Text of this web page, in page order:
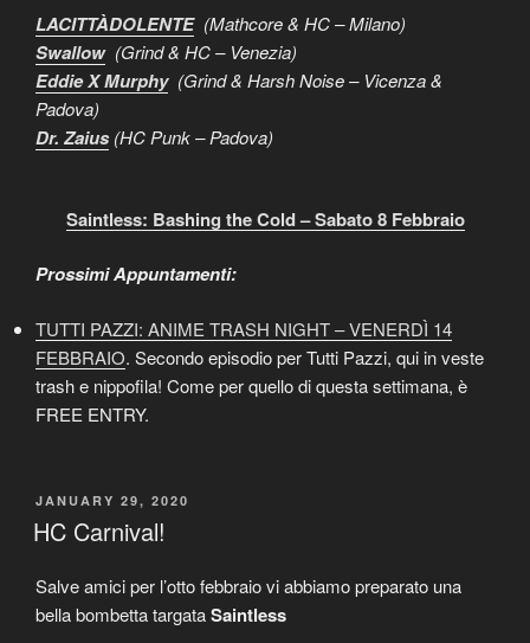
LACITTÀDOLENTE(Mathcore & HC – Milano)
Swallow (Grind & HC – Venezia)
Eddie X Murphy (Grind & Harsh Noise – Vicenza &
Padova)
Dr. Zaius(HC Punk – Padova)
Saintless: Bashing the Cold – Sabato 8 Febbraio
Prossimi Appuntamenti:
TUTTI PAZZI: ANIME TRASH NIGHT – VENERDÌ 14
FEBBRAIO. Secondo episodio per Tutti Pazzi, qui in veste
trash e nippofila! Come per quello di questa settimana, è
FREE ENTRY.
POSTED
ON
JANUARY 29, 2020
HC Carnival!
Salve amici per l’otto febbraio vi abbiamo preparato una
bella bombetta targataSaintless